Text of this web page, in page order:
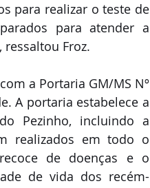
para realizar o teste de
para atender a
Froz.
a Portaria GM/MS Nº
A portaria estabelece a
Pezinho, incluindo a
realizados em todo o
de doenças e o
de vida dos recém-